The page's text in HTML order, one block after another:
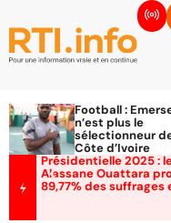
Football :
n’est plus le
sélectionneur
Côte d’Ivoire
Présidentielle 2025 :
Alassane Ouattara
89,77% des suffrages